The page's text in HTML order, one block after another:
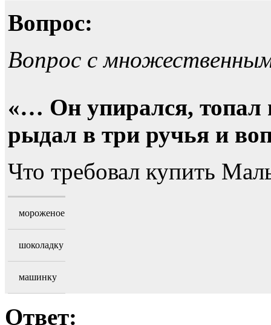
Вопрос:
Вопрос с
«… Он упирался, топал
рыдал в три ручья и
Что требовал купить
мороженое
шоколадку
машинку
Ответ: